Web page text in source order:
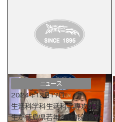
ニュース
2024年12月17日
生活科学科生活科学専攻の学
生が徳島県若年者技能競技大